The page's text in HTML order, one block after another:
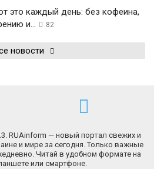
это каждый день: без кофеина,
и...
82
новости
RUAinform — новый портал свежих и
и мире за сегодня. Только важные
Читай в удобном формате на
или смартфоне.